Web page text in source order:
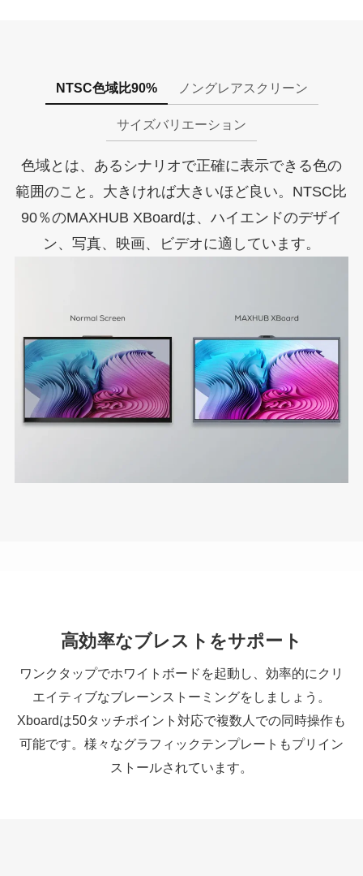
NTSC色域比90% ノングレアスクリーン
サイズバリエーション
色域とは、あるシナリオで正確に表示できる色の
範囲のこと。大きければ大きいほど良い。NTSC比
90％のMAXHUB XBoardは、ハイエンドのデザイ
ン、写真、映画、ビデオに適しています。
高効率なブレストをサポート
ワンクタップでホワイトボードを起動し、効率的にクリ
エイティブなブレーンストーミングをしましょう。
Xboardは50タッチポイント対応で複数人での同時操作も
可能です。様々なグラフィックテンプレートもプリイン
ストールされています。